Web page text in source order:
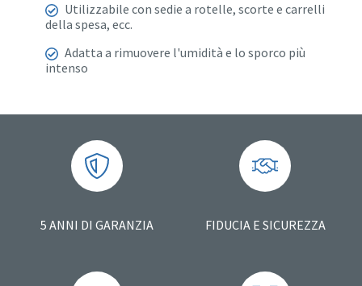
Utilizzabile con sedie a rotelle, scorte e carrelli
della spesa, ecc.
Adatta a rimuovere l'umidità e lo sporco più
intenso
5 ANNI DI GARANZIA FIDUCIA E SICUREZZA